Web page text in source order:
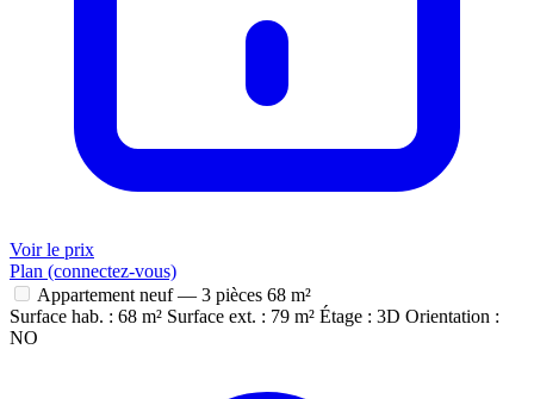
Voir le prix
Plan (connectez-vous)
Appartement neuf — 3 pièces 68 m²
Surface hab. : 68 m² Surface ext. : 79 m² Étage : 3D Orientation :
NO